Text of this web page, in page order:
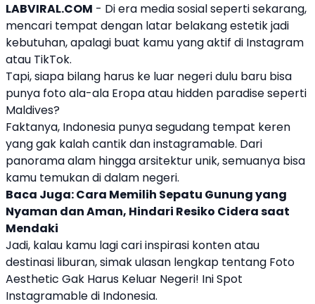
LABVIRAL.COM - Di era media sosial seperti sekarang,
mencari tempat dengan latar belakang estetik jadi
kebutuhan, apalagi buat kamu yang aktif di Instagram
atau TikTok.
Tapi, siapa bilang harus ke luar negeri dulu baru bisa
punya foto ala-ala Eropa atau hidden paradise seperti
Maldives?
Faktanya, Indonesia punya segudang tempat keren
yang gak kalah cantik dan instagramable. Dari
panorama alam hingga arsitektur unik, semuanya bisa
kamu temukan di dalam negeri.
Baca Juga:Cara Memilih Sepatu Gunung yang
Nyaman dan Aman, Hindari Resiko Cidera saat
Mendaki
Jadi, kalau kamu lagi cari inspirasi konten atau
destinasi liburan, simak ulasan lengkap tentang Foto
Aesthetic Gak Harus Keluar Negeri! Ini Spot
Instagramable di Indonesia.